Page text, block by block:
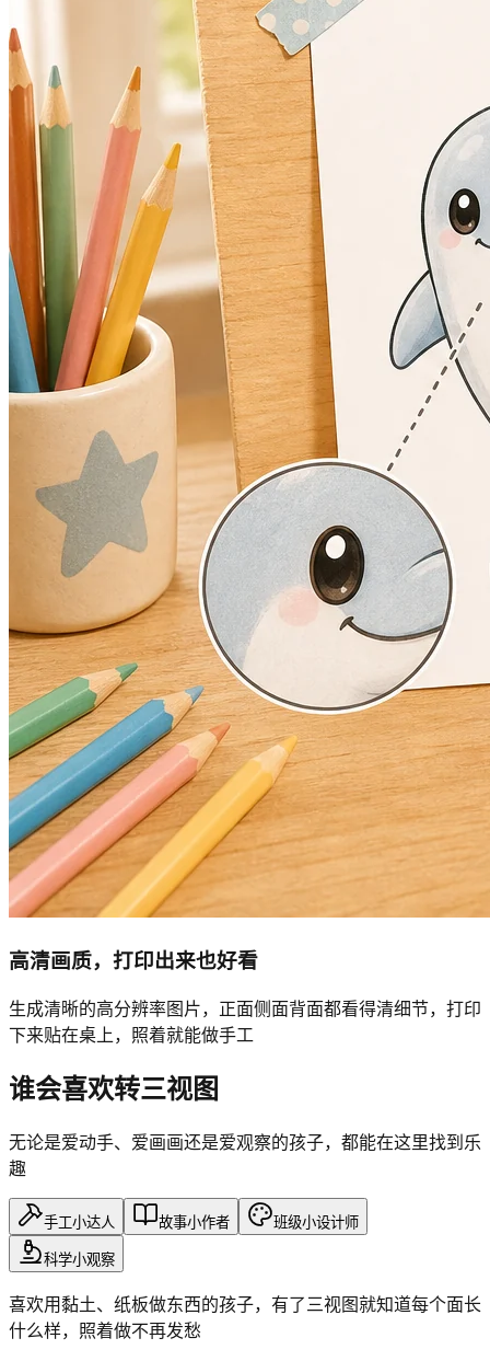
高清画质，打印出来也好看
生成清晰的高分辨率图片，正面侧面背面都看得清细节，打印
下来贴在桌上，照着就能做手工
谁会喜欢转三视图
无论是爱动手、爱画画还是爱观察的孩子，都能在这里找到乐
趣
手工小达人 故事小作者 班级小设计师
科学小观察
喜欢用黏土、纸板做东西的孩子，有了三视图就知道每个面长
什么样，照着做不再发愁